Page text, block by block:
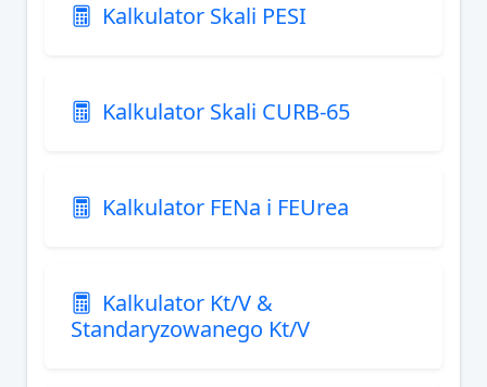
Kalkulator Skali PESI
Kalkulator Skali CURB-65
Kalkulator FENa i FEUrea
Kalkulator Kt/V &
Standaryzowanego Kt/V